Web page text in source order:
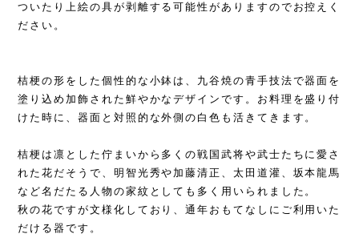
ついたり上絵の具が剥離する可能性がありますのでお控えく
ださい。
桔梗の形をした個性的な小鉢は、九谷焼の青手技法で器面を
塗り込め加飾された鮮やかなデザインです。お料理を盛り付
けた時に、器面と対照的な外側の白色も活きてきます。
桔梗は凛とした佇まいから多くの戦国武将や武士たちに愛さ
れた花だそうで、明智光秀や加藤清正、太田道灌、坂本龍馬
など名だたる人物の家紋としても多く用いられました。
秋の花ですが文様化しており、通年おもてなしにご利用いた
だける器です。